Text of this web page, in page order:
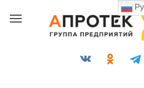
содержанию